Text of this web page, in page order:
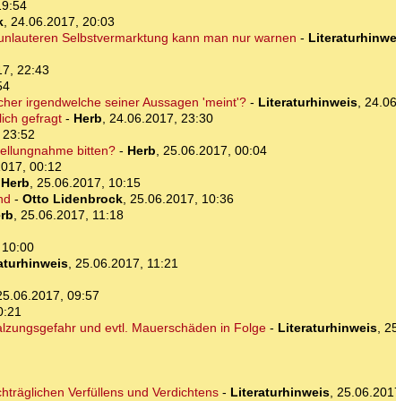
, 24.06.2017, 20:03
Selbstvermarktung kann man nur warnen -
22:43
irgendwelche seiner Aussagen 'meint'?- Literaturhinweis,
gefragt- Herb, 24.06.2017, 23:30
bitten?- Herb, 25.06.2017, 00:04
00:12
Herb, 25.06.2017, 10:15
- Otto Lidenbrock, 25.06.2017, 10:36
, 25.06.2017, 11:18
, 25.06.2017, 11:21
09:57
und evtl. Mauerschäden in Folge- Literaturhinweis,
Verfüllens und Verdichtens- Literaturhinweis,